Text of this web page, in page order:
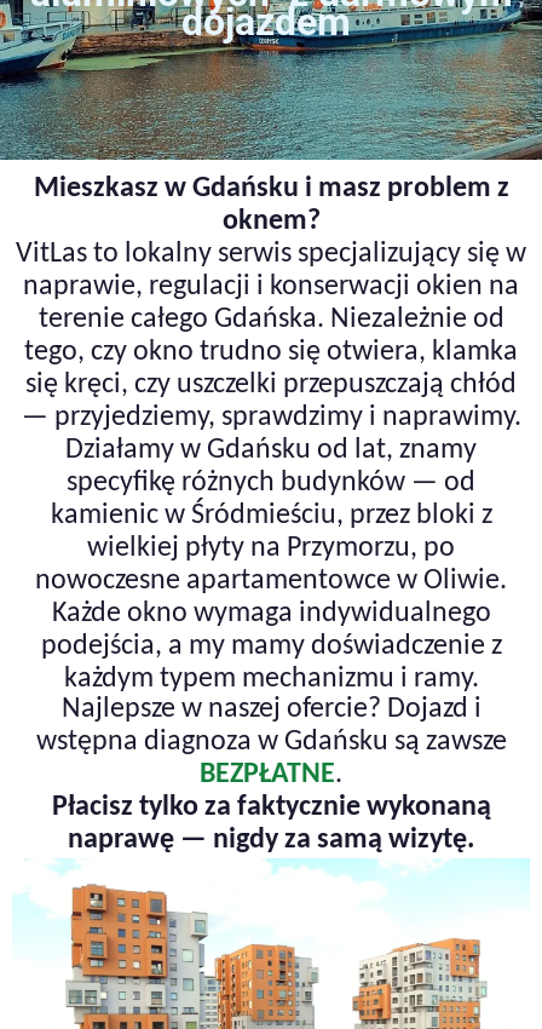
dojazdem
Mieszkasz w Gdańsku i masz problem z
oknem?
VitLas to lokalny serwis specjalizujący się w
naprawie, regulacji i konserwacji okien na
terenie całego Gdańska. Niezależnie od
tego, czy okno trudno się otwiera, klamka
się kręci, czy uszczelki przepuszczają chłód
— przyjedziemy, sprawdzimy i naprawimy.
Działamy w Gdańsku od lat, znamy
specyfikę różnych budynków — od
kamienic w Śródmieściu, przez bloki z
wielkiej płyty na Przymorzu, po
nowoczesne apartamentowce w Oliwie.
Każde okno wymaga indywidualnego
podejścia, a my mamy doświadczenie z
każdym typem mechanizmu i ramy.
Najlepsze w naszej ofercie? Dojazd i
wstępna diagnoza w Gdańsku są zawsze
BEZPŁATNE.
Płacisz tylko za faktycznie wykonaną
naprawę — nigdy za samą wizytę.